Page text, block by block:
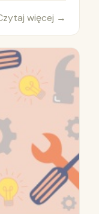
więcej →